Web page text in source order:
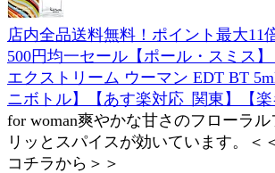
店内全品送料無料！ポイント最大11
500円均一セール【ポール・スミス
エクストリーム ウーマン EDT BT
ニボトル】【あす楽対応_関東】【楽
for woman爽やかな甘さのフローラ
リッとスパイスが効いています。＜
コチラから＞＞